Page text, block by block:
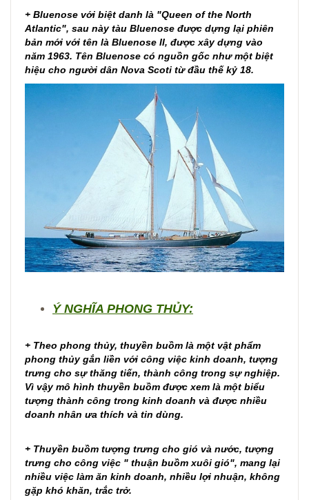
+ Bluenose với biệt danh là "Queen of the North
Atlantic", sau này tàu Bluenose được dựng lại phiên
bản mới với tên là Bluenose II, được xây dựng vào
năm 1963. Tên Bluenose có nguồn gốc như một biệt
hiệu cho người dân Nova Scoti từ đầu thế kỷ 18.
Ý NGHĨA PHONG THỦY:
+ Theo phong thủy, thuyền buồm là một vật phẩm
phong thủy gắn liền với công việc kinh doanh, tượng
trưng cho sự thăng tiến, thành công trong sự nghiệp.
Vì vậy mô hình thuyền buồm được xem là một biểu
tượng thành công trong kinh doanh và được nhiều
doanh nhân ưa thích và tin dùng.
+ Thuyền buồm tượng trưng cho gió và nước, tượng
trưng cho công việc " thuận buồm xuôi gió", mang lại
nhiều việc làm ăn kinh doanh, nhiều lợi nhuận, không
gặp khó khăn, trắc trở.